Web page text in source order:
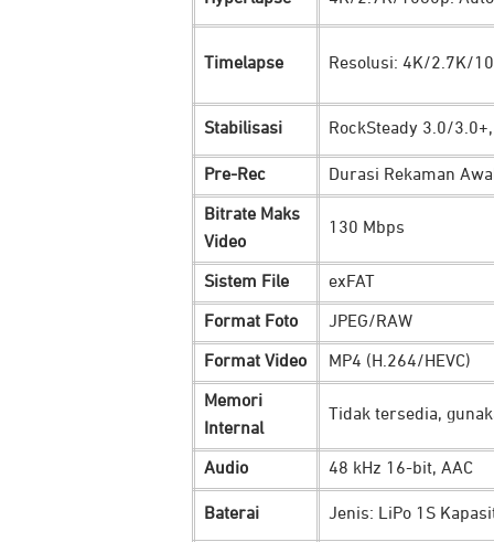
Ambil gambar di berbagai kondisi
fitur penstabil canggih saat merekam
360º HorizonSteady:
guncangan ekstrem dari segala arah.
HorizonBalancing:untuk aktivitas
RockSteady 3.0:hasilkan video POV
Vivid Underwater:dengan bantuan
bawah air untuk hasil lebih tajam
Pengoperasian yang
Timelapse Resolusi: 4K/2.7K/
Stabilisasi RockSteady 3.0/
Pre-Rec Durasi Rekaman
Bitrate Maks
Video
130 Mbps
Sistem File exFAT
Format Foto JPEG/RAW
Format Video MP4 (H.264/HEVC)
Memori
Internal
Tidak tersedia,
Audio 48 kHz 16-bit, AAC
Baterai Jenis: LiPo 1S